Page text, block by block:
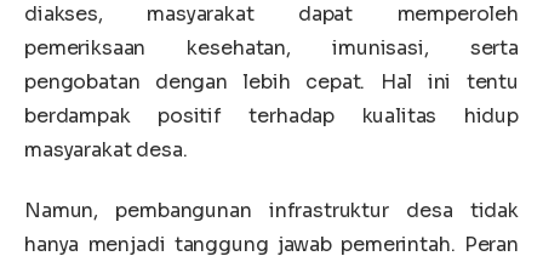
diakses, masyarakat dapat memperoleh
pemeriksaan kesehatan, imunisasi, serta
pengobatan dengan lebih cepat. Hal ini tentu
berdampak positif terhadap kualitas hidup
masyarakat desa.
Namun, pembangunan infrastruktur desa tidak
hanya menjadi tanggung jawab pemerintah. Peran